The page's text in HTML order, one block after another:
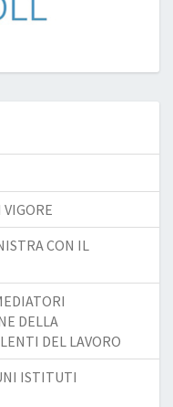
CON IL
DELLA
DEL LAVORO
ISTITUTI